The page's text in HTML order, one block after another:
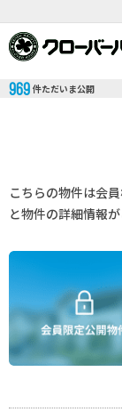
969 件ただいま公開
こちらの物件は会
と物件の詳細情報が